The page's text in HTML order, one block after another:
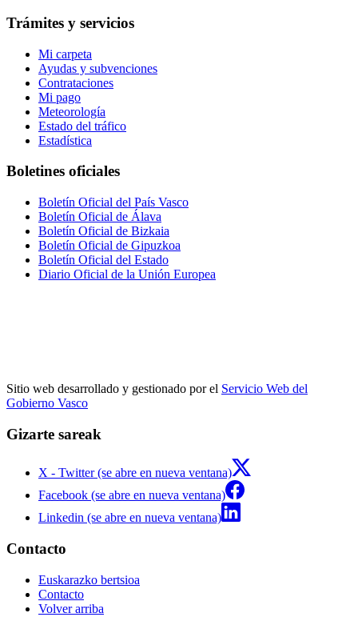
Trámites y servicios
Mi carpeta
Ayudas y subvenciones
Contrataciones
Mi pago
Meteorología
Estado del tráfico
Estadística
Boletines oficiales
Boletín Oficial del País Vasco
Boletín Oficial de Álava
Boletín Oficial de Bizkaia
Boletín Oficial de Gipuzkoa
Boletín Oficial del Estado
Diario Oficial de la Unión Europea
Sitio web desarrollado y gestionado por el Servicio Web del
Gobierno Vasco
Gizarte sareak
X - Twitter (se abre en nueva ventana)
Facebook (se abre en nueva ventana)
Linkedin (se abre en nueva ventana)
Contacto
Euskarazko bertsioa
Contacto
Volver arriba